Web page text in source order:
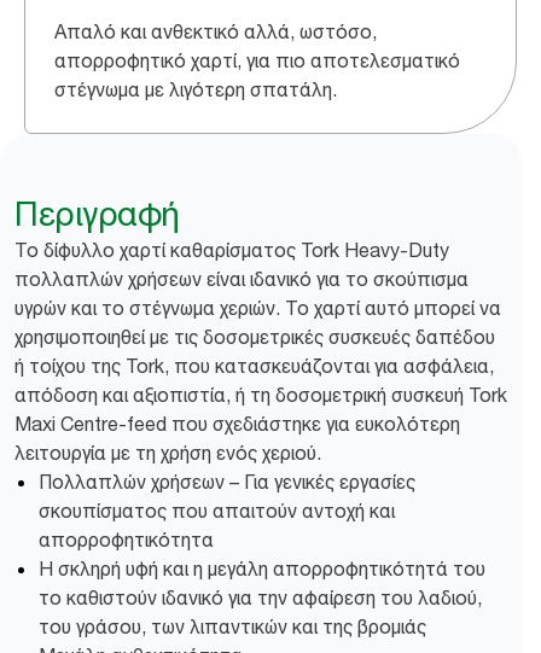
Απαλό και ανθεκτικό αλλά, ωστόσο,
απορροφητικό χαρτί, για πιο αποτελεσματικό
στέγνωμα με λιγότερη σπατάλη.
Περιγραφή
Το δίφυλλο χαρτί καθαρίσματος Tork Heavy-Duty
πολλαπλών χρήσεων είναι ιδανικό για το σκούπισμα
υγρών και το στέγνωμα χεριών. Το χαρτί αυτό μπορεί να
χρησιμοποιηθεί με τις δοσομετρικές συσκευές δαπέδου
ή τοίχου της Tork, που κατασκευάζονται για ασφάλεια,
απόδοση και αξιοπιστία, ή τη δοσομετρική συσκευή Tork
Maxi Centre-feed που σχεδιάστηκε για ευκολότερη
λειτουργία με τη χρήση ενός χεριού.
Πολλαπλών χρήσεων – Για γενικές εργασίες
σκουπίσματος που απαιτούν αντοχή και
απορροφητικότητα
Η σκληρή υφή και η μεγάλη απορροφητικότητά του
το καθιστούν ιδανικό για την αφαίρεση του λαδιού,
του γράσου, των λιπαντικών και της βρομιάς